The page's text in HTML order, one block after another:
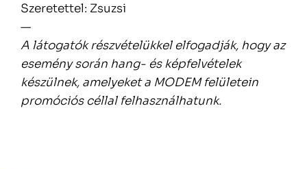
Szeretettel: Zsuzsi
—
A látogatók részvételükkel elfogadják, hogy az
esemény során hang- és képfelvételek
készülnek, amelyeket a MODEM felületein
promóciós céllal felhasználhatunk.